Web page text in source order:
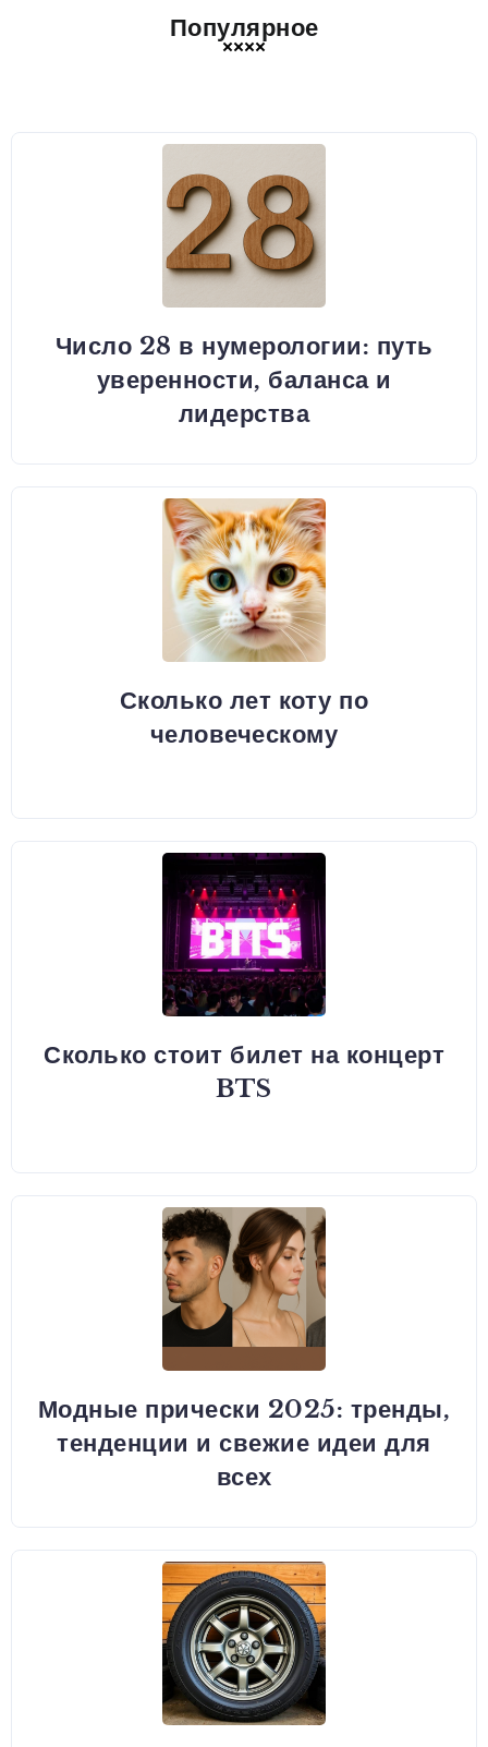
Популярное
Число 28 в нумерологии: путь
уверенности, баланса и
лидерства
Сколько лет коту по
человеческому
Сколько стоит билет на концерт
BTS
Модные прически 2025: тренды,
тенденции и свежие идеи для
всех